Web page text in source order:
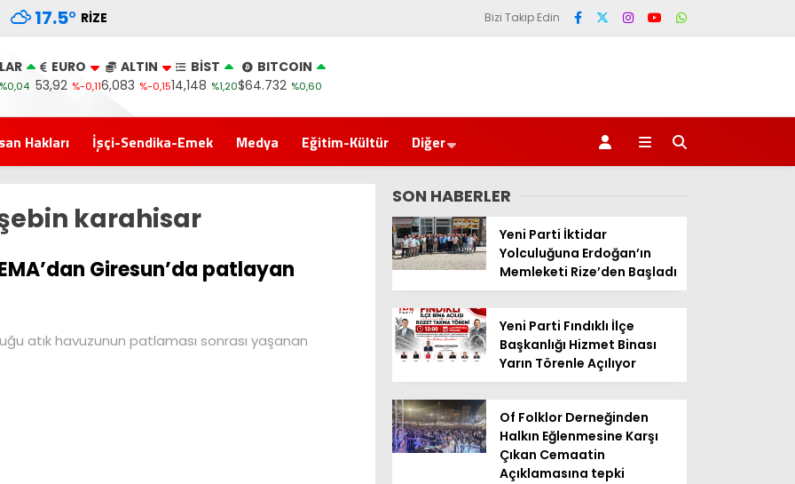
17.5° RIZE Bizi Takip Edin
%0,04
EURO
53,92 %-0,11
ALTIN
6,083 %-0,15
BİST
14,148 %1,20
BITCOIN
$64.732 %0,60
Hakları İşçi-Sendika-Emek Medya Eğitim-Kültür Diğer
karahisar
Giresun’da patlayan
atık havuzunun patlaması sonrası yaşanan
SON HABERLER
Yeni Parti İktidar
Yolculuğuna Erdoğan’ın
Memleketi Rize’den Başladı
Yeni Parti Fındıklı İlçe
Başkanlığı Hizmet Binası
Yarın Törenle Açılıyor
Of Folklor Derneğinden
Halkın Eğlenmesine Karşı
Çıkan Cemaatin
Açıklamasına tepki